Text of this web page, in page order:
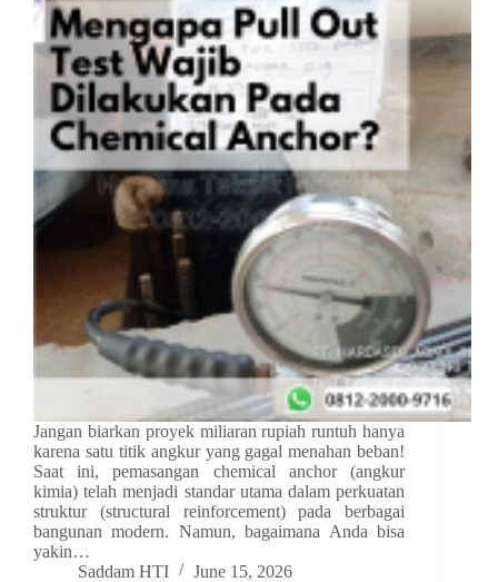
Jangan biarkan proyek miliaran rupiah runtuh hanya
karena satu titik angkur yang gagal menahan beban!
Saat ini, pemasangan chemical anchor (angkur
kimia) telah menjadi standar utama dalam perkuatan
struktur (structural reinforcement) pada berbagai
bangunan modern. Namun, bagaimana Anda bisa
yakin…
Saddam HTI
June 15, 2026